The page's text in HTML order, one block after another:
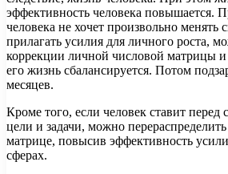
эффективность человека повышается.
человека не хочет произвольно менять
прилагать усилия для личного роста,
коррекции личной числовой матрицы и
его жизнь сбалансируется. Потом
месяцев.
Кроме того, если человек ставит перед
цели и задачи, можно
матрице, повысив эффективность
сферах.